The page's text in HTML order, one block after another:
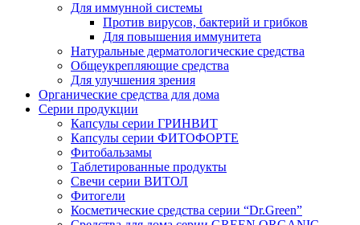
Для иммунной системы
Против вирусов, бактерий и грибков
Для повышения иммунитета
Натуральные дерматологические средства
Общеукрепляющие средства
Для улучшения зрения
Органические средства для дома
Серии продукции
Капсулы серии ГРИНВИТ
Капсулы серии ФИТОФОРТЕ
Фитобальзамы
Таблетированные продукты
Свечи серии ВИТОЛ
Фитогели
Косметические средства серии “Dr.Green”